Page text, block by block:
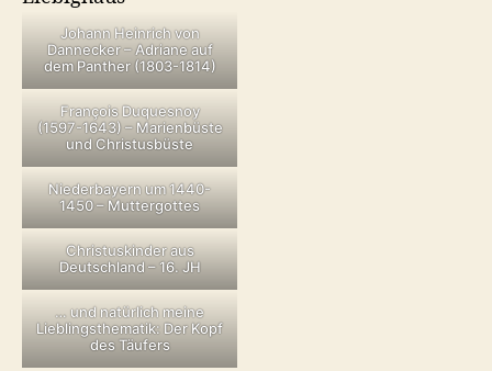
Johann Heinrich von
Dannecker – Adriane auf
dem Panther (1803-1814)
François Duquesnoy
(1597-1643) – Marienbüste
und Christusbüste
Niederbayern um 1440-
1450 – Muttergottes
Christuskinder aus
Deutschland – 16. JH
… und natürlich meine
Lieblingsthematik: Der Kopf
des Täufers